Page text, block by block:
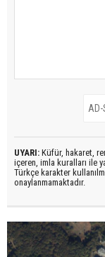
UYARI: Küfür, hakaret,
içeren, imla kuralları ile
Türkçe karakter
onaylanmamaktadır.